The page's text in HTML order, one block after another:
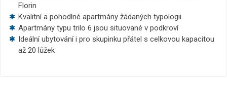
Florin
Kvalitní a pohodlné apartmány žádaných typologii
Apartmány typu trilo 6 jsou situované v podkroví
Ideální ubytování i pro skupinku přátel s celkovou kapacitou
až 20 lůžek